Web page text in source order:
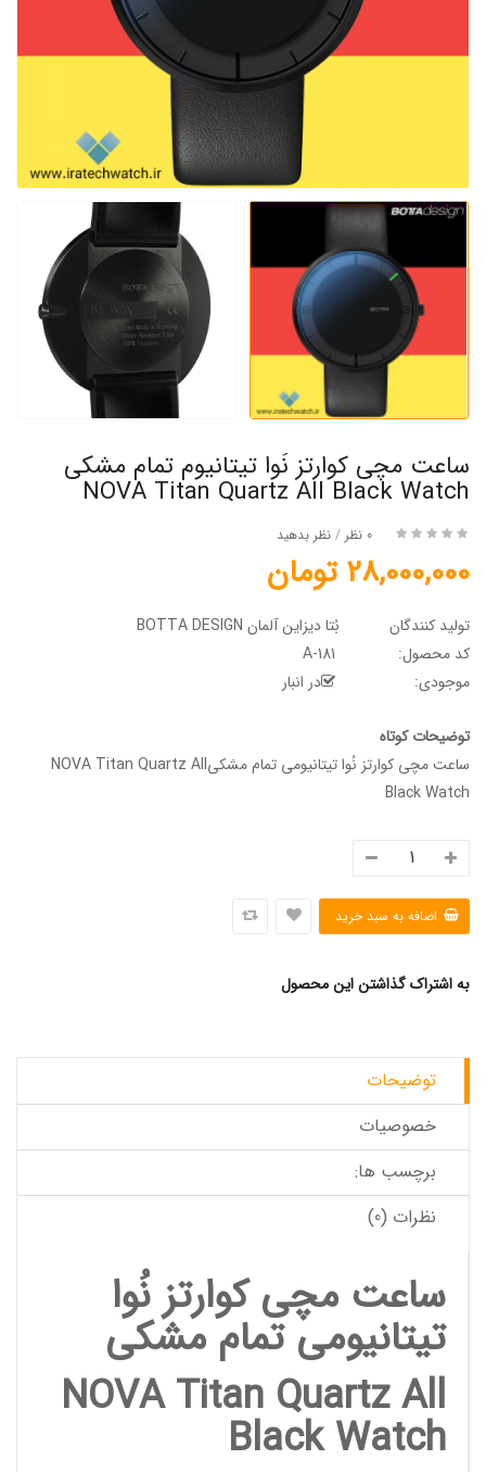
ساعت مچی کوارتز نُوا تیتانیوم تمام مشکی
NOVA Titan Quartz All Black Watch
0 نظر / نظر بدهید
28,000,000 تومان
تولید کنندگان
بُتا دیزاین آلمان BOTTA DESIGN
کد محصول:
موجودی:
در انبار
توضیحات کوتاه
ساعت مچی کوارتز نُوا تیتانیومی تمام مشکیNOVA Titan Quartz All
Black Watch
به اشتراک گذاشتن این محصول
توضیحات
خصوصیات
برچسب ها:
نظرات (0)
ساعت مچی کوارتز نُوا
تیتانیومی تمام مشکی
NOVA Titan Quartz All
Black Watch